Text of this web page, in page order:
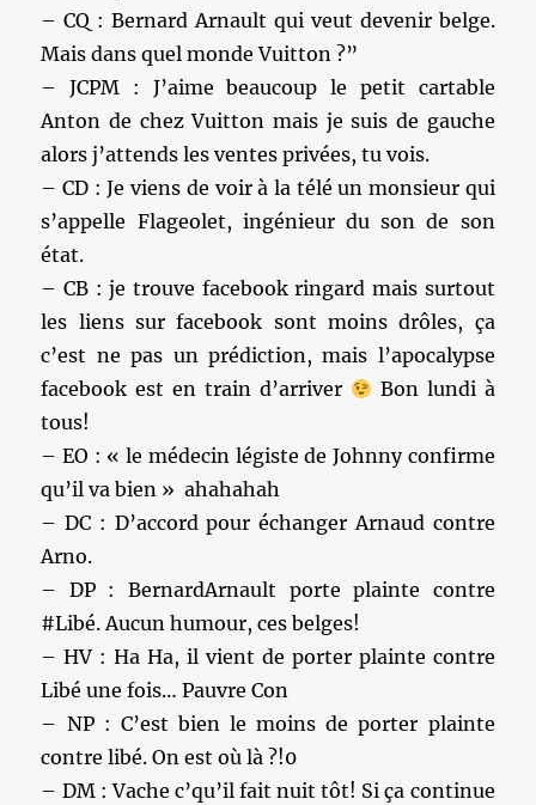
– CQ : Bernard Arnault qui veut devenir belge.
Mais dans quel monde Vuitton ?”
– JCPM : J’aime beaucoup le petit cartable
Anton de chez Vuitton mais je suis de gauche
alors j’attends les ventes privées, tu vois.
– CD : Je viens de voir à la télé un monsieur qui
s’appelle Flageolet, ingénieur du son de son
état.
– CB : je trouve facebook ringard mais surtout
les liens sur facebook sont moins drôles, ça
c’est ne pas un prédiction, mais l’apocalypse
facebook est en train d’arriver
Bon lundi à
tous!
– EO : « le médecin légiste de Johnny confirme
qu’il va bien » ahahahah
– DC : D’accord pour échanger Arnaud contre
Arno.
– DP : BernardArnault porte plainte contre
#Libé. Aucun humour, ces belges!
– HV : Ha Ha, il vient de porter plainte contre
Libé une fois… Pauvre Con
– NP : C’est bien le moins de porter plainte
contre libé. On est où là ?!0
– DM : Vache c’qu’il fait nuit tôt! Si ça continue